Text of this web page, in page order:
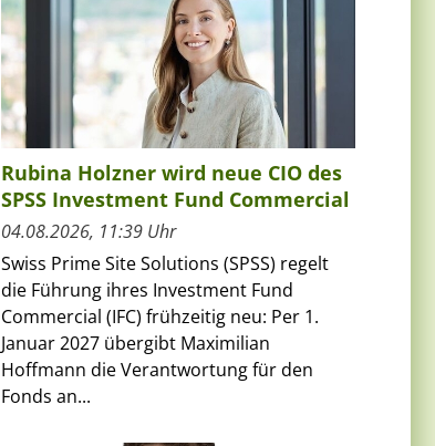
Rubina Holzner wird neue CIO des
SPSS Investment Fund Commercial
04.08.2026, 11:39 Uhr
Swiss Prime Site Solutions (SPSS) regelt
die Führung ihres Investment Fund
Commercial (IFC) frühzeitig neu: Per 1.
Januar 2027 übergibt Maximilian
Hoffmann die Verantwortung für den
Fonds an...